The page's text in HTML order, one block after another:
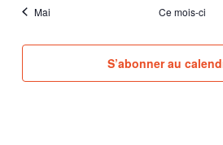
Mai Ce mois-ci
S’abonner au